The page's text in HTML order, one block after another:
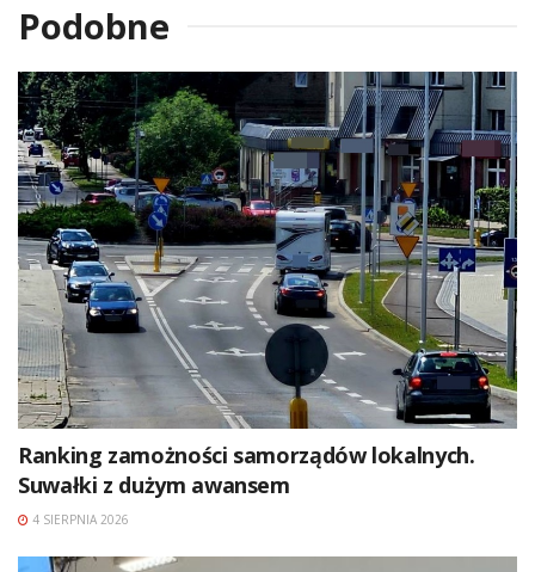
Podobne
Ranking zamożności samorządów lokalnych.
Suwałki z dużym awansem
4 SIERPNIA 2026